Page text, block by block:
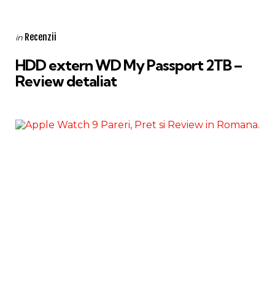
Categories
Posted
in Recenzii
HDD extern WD My Passport 2TB –
Review detaliat